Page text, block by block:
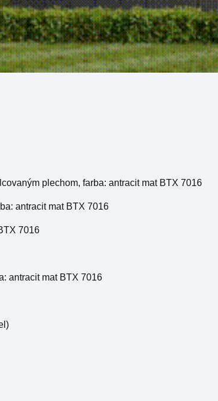
plechom, farba: antracit mat BTX 7016
antracit mat BTX 7016
7016
antracit mat BTX 7016